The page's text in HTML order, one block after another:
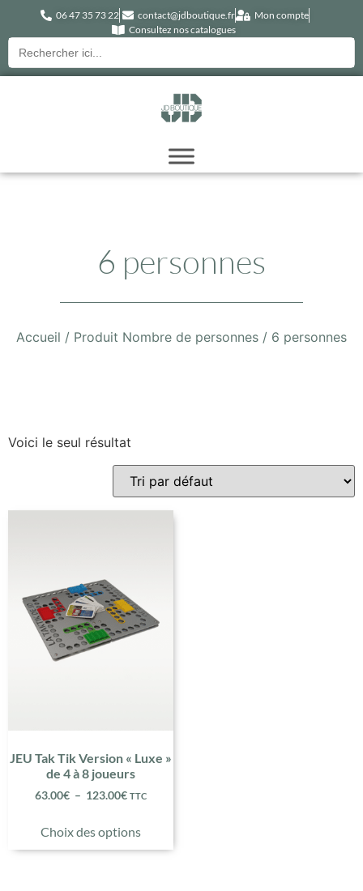
06 47 35 73 22 contact@jdboutique.fr
Mon compte
Consultez nos catalogues
Recherche
pour :
6 personnes
Accueil / Produit Nombre de personnes / 6 personnes
Voici le seul résultat
JEU Tak Tik Version « Luxe »
de 4 à 8 joueurs
63.00€ – 123.00€ TTC
Choix des options